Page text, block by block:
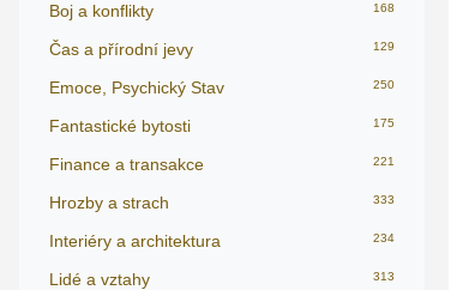
Boj a konflikty 168
Čas a přírodní jevy 129
Emoce, Psychický Stav 250
Fantastické bytosti 175
Finance a transakce 221
Hrozby a strach 333
Interiéry a architektura 234
Lidé a vztahy 313